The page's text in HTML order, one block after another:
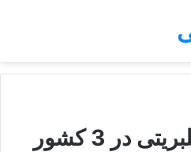
پارک جی یون سلبریتی در 3 کشور